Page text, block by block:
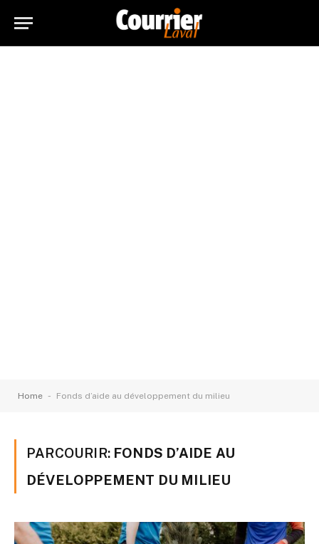
Home - Fonds d’aide au développement du milieu
PARCOURIR: FONDS D’AIDE AU
DÉVELOPPEMENT DU MILIEU